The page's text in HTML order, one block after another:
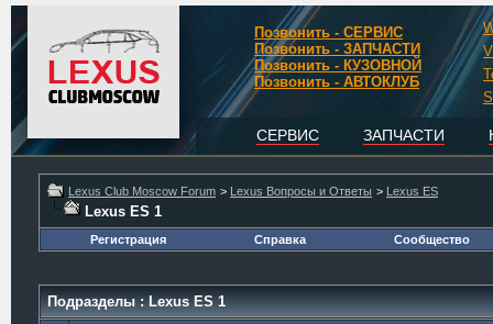
Позвонить - СЕРВИС
Позвонить - ЗАПЧАСТИ
Позвонить - КУЗОВНОЙ
Позвонить - АВТОКЛУБ
СЕРВИС ЗАПЧАСТИ
Lexus Club Moscow Forum > Lexus Вопросы и Ответы > Lexus ES
Lexus ES 1
Регистрация Справка Сообщество
Подразделы: Lexus ES 1